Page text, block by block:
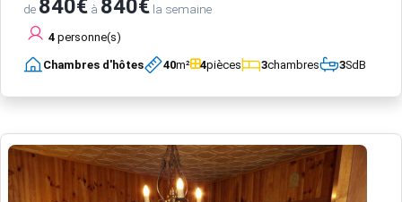
de 840€ à 840€ la semaine
4 personne(s)
Chambres d'hôtes 40m² 4pièces 3chambres 3SdB